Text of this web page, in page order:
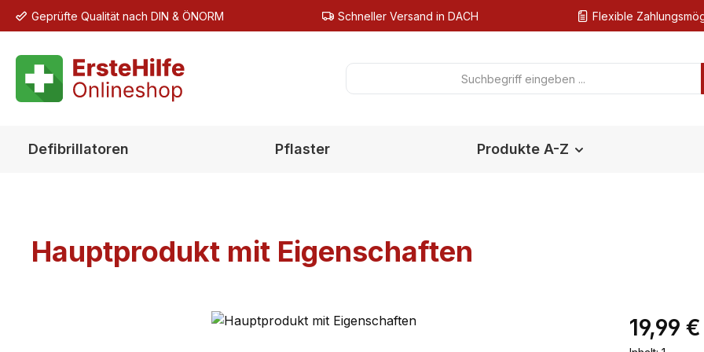
Hauptinhalt springen
Zur Suche springen
Zur Hauptnavigation springen
Geprüfte Qualität nach DIN & ÖNORM Schneller Versand in DACH Flexible
Defibrillatoren Pflaster Produkte A-Z
Hauptprodukt mit Eigenschaften
Regulärer
19,99 €